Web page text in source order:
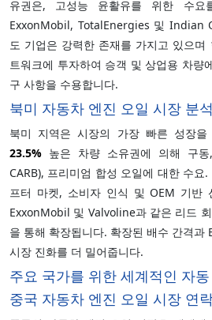
유권은, 고성능 윤활유를 위한 수
ExxonMobil, TotalEnergies 및 Indian
도 기업은 강력한 존재를 가지고 있으
트워크에 투자하여 승객 및 상업용 차량
구 사항을 수용합니다.
북미 자동차 엔진 오일 시장 분
북미 지역은 시장의 가장 빠른 성장
23.5% 높은 차량 소유권에 의해 구
CARB), 프리미엄 합성 오일에 대한 수요
프터 마켓, 소비자 인식 및 OEM 기반
ExxonMobil 및 Valvoline과 같은 리드
을 통해 확장됩니다. 확장된 배수 간격과
시장 진화를 더 밀어줍니다.
주요 국가를 위한 세계적인 자
중국 자동차 엔진 오일 시장 연